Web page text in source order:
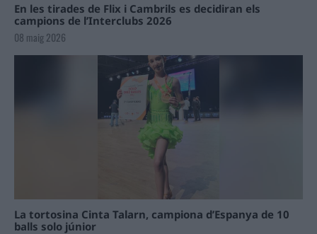
En les tirades de Flix i Cambrils es decidiran els
campions de l’Interclubs 2026
08 maig 2026
La tortosina Cinta Talarn, campiona d’Espanya de 10
balls solo júnior